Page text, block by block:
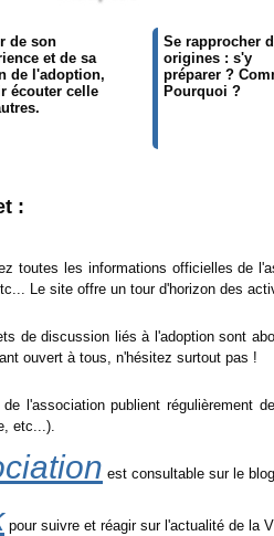
de son
et de sa
de l'adoption,
écouter celle
Se rapprocher
origines : s'y
préparer ?
Pourquoi ?
:
toutes les informations officielles de
Le site offre un tour d'horizon des
de discussion liés à l'adoption sont
ouvert à tous, n'hésitez surtout pas !
l'association publient régulièrement
etc...).
est consultable sur le
pour suivre et réagir sur l'actualité de la